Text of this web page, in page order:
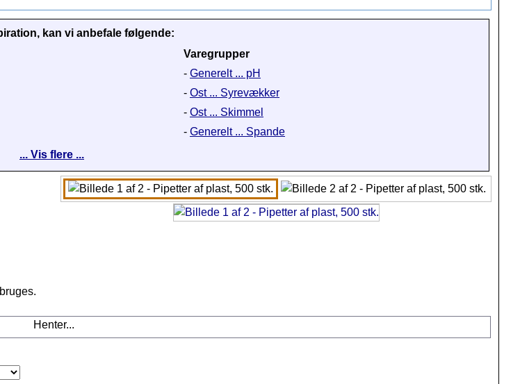
kan vi anbefale følgende:
Varegrupper
- Generelt ... pH
- Ost ... Syrevækker
- Ost ... Skimmel
- Generelt ... Spande
... Vis flere ...
Henter...